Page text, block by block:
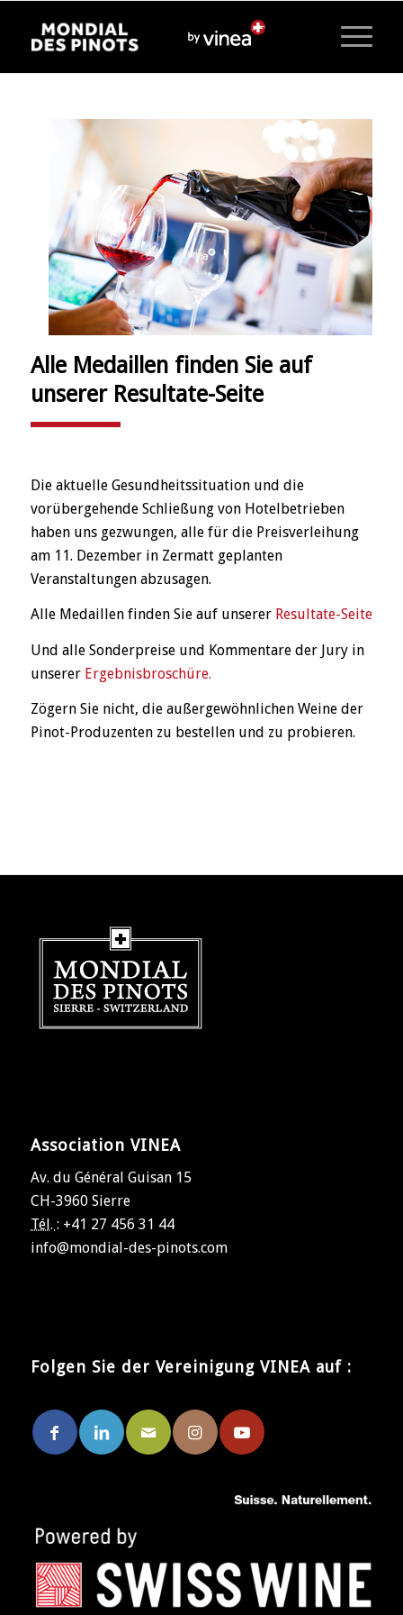
Alle Medaillen finden Sie auf
unserer Resultate-Seite
Die aktuelle Gesundheitssituation und die
vorübergehende Schließung von Hotelbetrieben
haben uns gezwungen, alle für die Preisverleihung
am 11. Dezember in Zermatt geplanten
Veranstaltungen abzusagen.
Alle Medaillen finden Sie auf unserer Resultate-Seite
Und alle Sonderpreise und Kommentare der Jury in
unserer Ergebnisbroschüre.
Zögern Sie nicht, die außergewöhnlichen Weine der
Pinot-Produzenten zu bestellen und zu probieren.
Association VINEA
Av. du Général Guisan 15
CH-3960 Sierre
Tél. : +41 27 456 31 44
info@mondial-des-pinots.com
Folgen Sie der Vereinigung VINEA auf :